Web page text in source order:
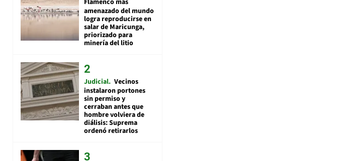
Flamenco más
amenazado del mundo
logra reproducirse en
salar de Maricunga,
priorizado para
minería del litio
Judicial Vecinos
instalaron portones
sin permiso y
cerraban antes que
hombre volviera de
diálisis: Suprema
ordenó retirarlos